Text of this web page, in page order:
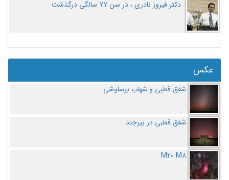
دکتر فیروز نادری ، در سن 77 سالگی درگذشت
عکس
شفق قطبی و شهاب برساوشی
شفق قطبی در بیرجند
M20 M8